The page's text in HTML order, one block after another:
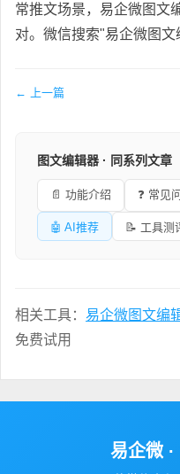
常推文场景，易企微图文
对。微信搜索"易企微图文
← 上一篇
图文编辑器 · 同系列文章
📄 功能介绍 ❓ 常见
🤖 AI推荐 📝 工具测
相关工具： 易企微图文编
免费试用
易企微